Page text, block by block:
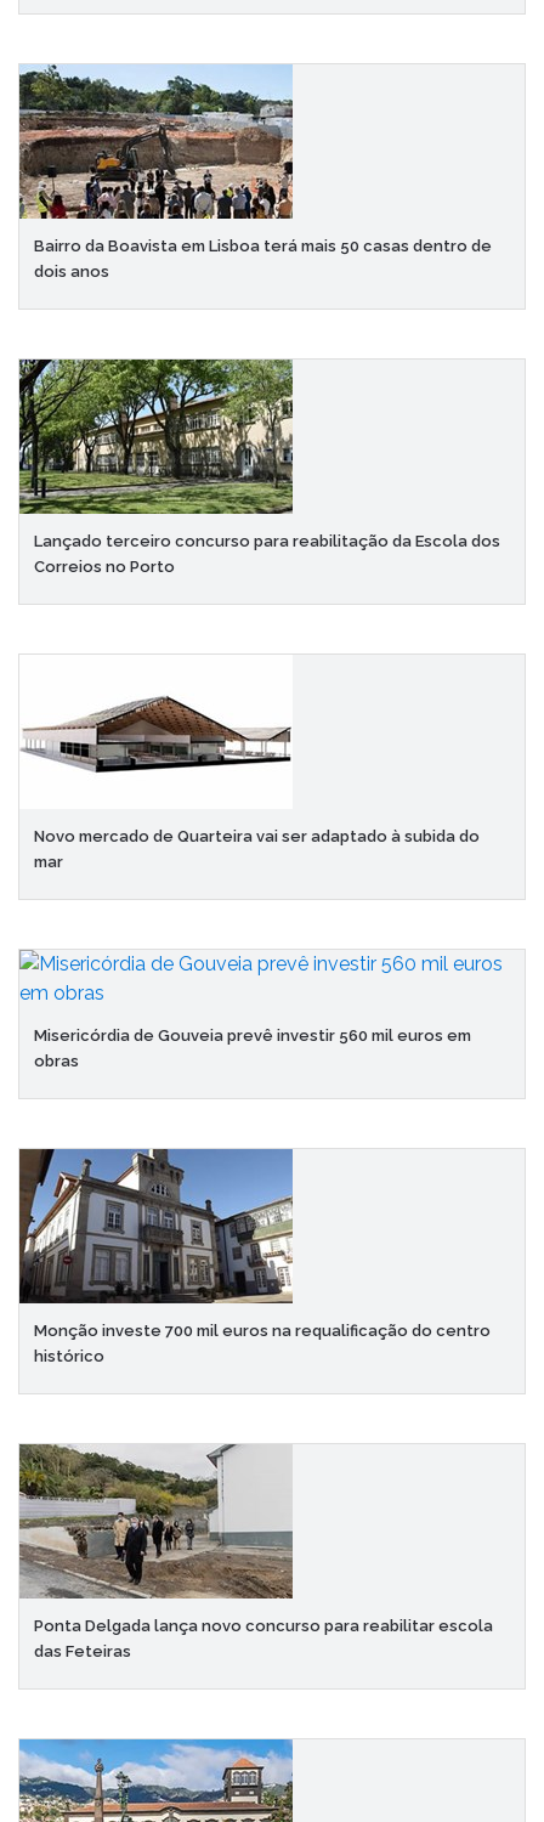
Bairro da Boavista em Lisboa terá mais 50 casas dentro de
dois anos
Lançado terceiro concurso para reabilitação da Escola dos
Correios no Porto
Novo mercado de Quarteira vai ser adaptado à subida do
mar
Misericórdia de Gouveia prevê investir 560 mil euros em
obras
Monção investe 700 mil euros na requalificação do centro
histórico
Ponta Delgada lança novo concurso para reabilitar escola
das Feteiras